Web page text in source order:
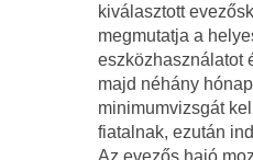
kiválasztott
megmutatja a
eszközhasználatot
majd néhány
minimumvizsgát
fiatalnak, ezután
Az evezős hajó